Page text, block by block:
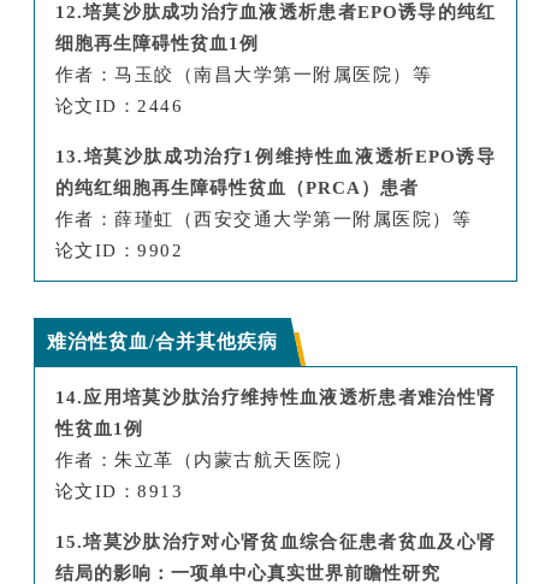
12.培莫沙肽成功治疗血液透析患者EPO诱导的纯红
细胞再生障碍性贫血1例
作者：马玉皎（南昌大学第一附属医院）等
论文ID：2446
13.培莫沙肽成功治疗1例维持性血液透析EPO诱导
的纯红细胞再生障碍性贫血（PRCA）患者
作者：薛瑾虹（西安交通大学第一附属医院）等
论文ID：9902
难治性贫血/合并其他疾病
14.应用培莫沙肽治疗维持性血液透析患者难治性肾
性贫血1例
作者：朱立革（内蒙古航天医院）
论文ID：8913
15.培莫沙肽治疗对心肾贫血综合征患者贫血及心肾
结局的影响：一项单中心真实世界前瞻性研究